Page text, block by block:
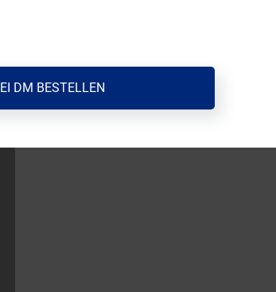
DM BESTELLEN